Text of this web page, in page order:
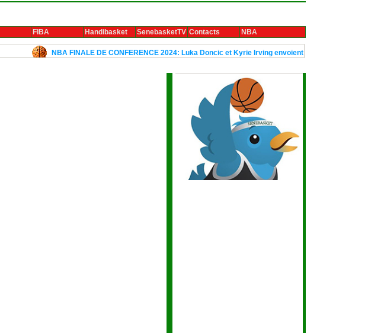
FIBA Handibasket SenebasketTV Contacts NBA
NBA FINALE DE CONFERENCE 2024: Luka Doncic et Kyrie Irving envoient Dallas en finale